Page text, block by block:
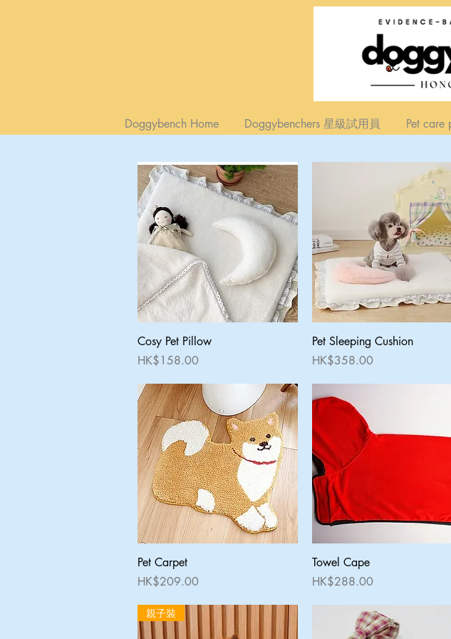
Doggybench Home Doggybenchers 星級試用員 Pet care
快速瀏覽
Cosy Pet Pillow
價格
HK$158.00
快速瀏覽
Pet Sleeping Cushion
價格
HK$358.00
Pet Carpet
價格
HK$209.00
Towel Cape
價格
HK$288.00
親子裝